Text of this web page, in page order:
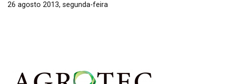
26 agosto 2013, segunda-feira